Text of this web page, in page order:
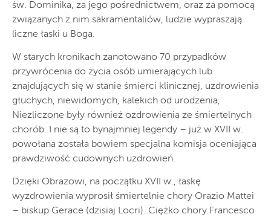
św. Dominika, za jego pośrednictwem, oraz za pomocą
związanych z nim sakramentaliów, ludzie wypraszają
liczne łaski u Boga.
W starych kronikach zanotowano 70 przypadków
przywrócenia do życia osób umierających lub
znajdujących się w stanie śmierci klinicznej, uzdrowienia
głuchych, niewidomych, kalekich od urodzenia,
Niezliczone były również ozdrowienia ze śmiertelnych
chorób. I nie są to bynajmniej legendy – już w XVII w.
powołana została bowiem specjalna komisja oceniająca
prawdziwość cudownych uzdrowień.
Dzięki Obrazowi, na początku XVII w., łaskę
wyzdrowienia wyprosił śmiertelnie chory Orazio Mattei
– biskup Gerace (dzisiaj Locri). Ciężko chory Francesco